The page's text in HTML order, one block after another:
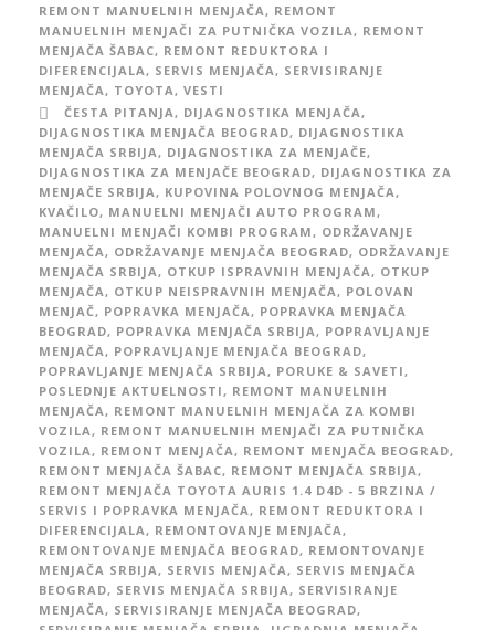
REMONT MANUELNIH MENJAČA , REMONT
MANUELNIH MENJAČI ZA PUTNIČKA VOZILA , REMONT
MENJAČA ŠABAC, REMONT REDUKTORA I
DIFERENCIJALA , SERVIS MENJAČA , SERVISIRANJE
MENJAČA , TOYOTA , VESTI
ČESTA PITANJA , DIJAGNOSTIKA MENJAČA ,
DIJAGNOSTIKA MENJAČA BEOGRAD, DIJAGNOSTIKA
MENJAČA SRBIJA , DIJAGNOSTIKA ZA MENJAČE,
DIJAGNOSTIKA ZA MENJAČE BEOGRAD, DIJAGNOSTIKA ZA
MENJAČE SRBIJA , KUPOVINA POLOVNOG MENJAČA ,
KVAČILO, MANUELNI MENJAČI AUTO PROGRAM ,
MANUELNI MENJAČI KOMBI PROGRAM , ODRŽAVANJE
MENJAČA , ODRŽAVANJE MENJAČA BEOGRAD, ODRŽAVANJE
MENJAČA SRBIJA , OTKUP ISPRAVNIH MENJAČA , OTKUP
MENJAČA , OTKUP NEISPRAVNIH MENJAČA , POLOVAN
MENJAČ, POPRAVKA MENJAČA , POPRAVKA MENJAČA
BEOGRAD, POPRAVKA MENJAČA SRBIJA , POPRAVLJANJE
MENJAČA , POPRAVLJANJE MENJAČA BEOGRAD,
POPRAVLJANJE MENJAČA SRBIJA , PORUKE & SAVETI ,
POSLEDNJE AKTUELNOSTI , REMONT MANUELNIH
MENJAČA , REMONT MANUELNIH MENJAČA ZA KOMBI
VOZILA , REMONT MANUELNIH MENJAČI ZA PUTNIČKA
VOZILA , REMONT MENJAČA , REMONT MENJAČA BEOGRAD,
REMONT MENJAČA ŠABAC, REMONT MENJAČA SRBIJA ,
REMONT MENJAČA TOYOTA AURIS 1.4 D4D - 5 BRZINA /
SERVIS I POPRAVKA MENJAČA , REMONT REDUKTORA I
DIFERENCIJALA , REMONTOVANJE MENJAČA ,
REMONTOVANJE MENJAČA BEOGRAD, REMONTOVANJE
MENJAČA SRBIJA , SERVIS MENJAČA , SERVIS MENJAČA
BEOGRAD, SERVIS MENJAČA SRBIJA , SERVISIRANJE
MENJAČA , SERVISIRANJE MENJAČA BEOGRAD,